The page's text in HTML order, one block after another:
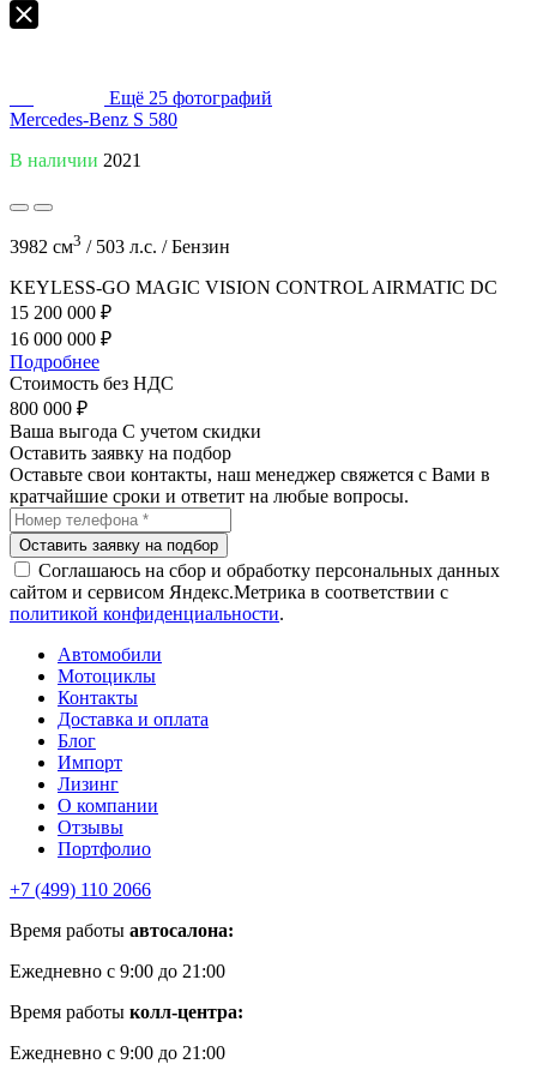
Ещё 25 фотографий
Mercedes-Benz S 580
В наличии 2021
3982 см3 / 503 л.с. /Бензин
KEYLESS-GO MAGIC VISION CONTROL AIRMATIC DC
15 200 000 ₽
16 000 000 ₽
Подробнее
Стоимость без НДС
800 000 ₽
Ваша выгода С учетом скидки
Оставить заявку на подбор
Оставьте свои контакты, наш менеджер свяжется с Вами в
кратчайшие сроки и ответит на любые вопросы.
Соглашаюсь на сбор и обработку персональных данных
сайтом и сервисом Яндекс.Метрика в соответствии с
политикой конфиденциальности.
Автомобили
Мотоциклы
Контакты
Доставка и оплата
Блог
Импорт
Лизинг
О компании
Отзывы
Портфолио
+7 (499) 110 2066
Время работы автосалона:
Ежедневно с 9:00 до 21:00
Время работы колл-центра:
Ежедневно с 9:00 до 21:00